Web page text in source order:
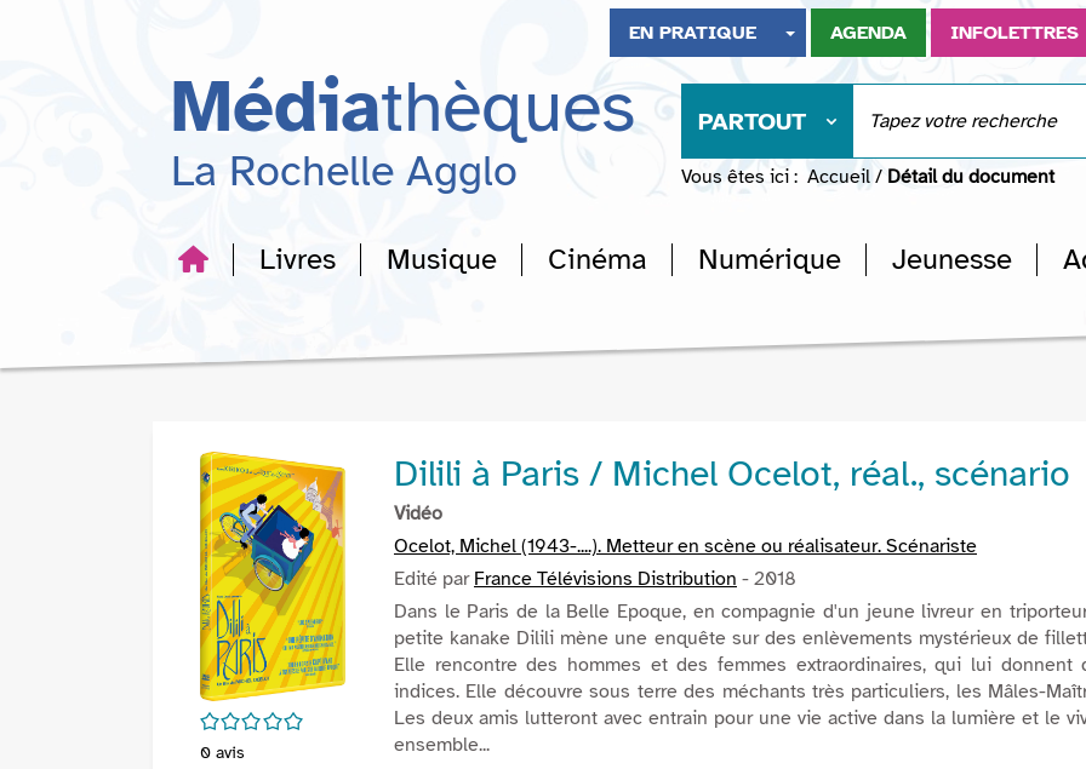
recherche
EN PRATIQUE AGENDA INFOLETTRES
Médiathèques
La Rochelle Agglo
PARTOUT
Vous êtes ici : Accueil / Détail du document
Livres Musique Cinéma Numérique Jeunesse
/5
0 avis
Dilili à Paris / Michel Ocelot, réal., scénario
Vidéo
Ocelot, Michel (1943-....). Metteur en scène ou réalisateur. Scénariste
Edité par France Télévisions Distribution - 2018
Dans le Paris de la Belle Epoque, en compagnie d'un jeune livreur en
petite kanake Dilili mène une enquête sur des enlèvements mystérieux de
Elle rencontre des hommes et des femmes extraordinaires, qui lui donnent
indices. Elle découvre sous terre des méchants très particuliers, les Mâles-
Les deux amis lutteront avec entrain pour une vie active dans la lumière et le
ensemble...